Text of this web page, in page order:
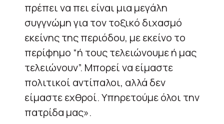
πρέπει να πει είναι μια μεγάλη
συγγνώμη για τον τοξικό διχασμό
εκείνης της περιόδου, με εκείνο το
περίφημο “ή τους τελειώνουμε ή μας
τελειώνουν”. Μπορεί να είμαστε
πολιτικοί αντίπαλοι, αλλά δεν
είμαστε εχθροί. Υπηρετούμε όλοι την
πατρίδα μας».